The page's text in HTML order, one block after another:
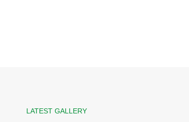
LATEST GALLERY